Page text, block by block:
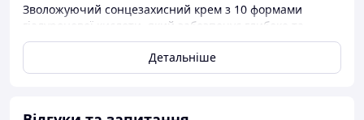
Зволожуючий сонцезахисний крем з 10 формами
гіалуронової кислоти, який забезпечує глибоке та
пролонговане зволоження, попереджаючи
зневоднення шкіри. Легка текстура емульсії швидко
вбирається, не залишає липкості та білих слідів. Хімічні
Детальніше